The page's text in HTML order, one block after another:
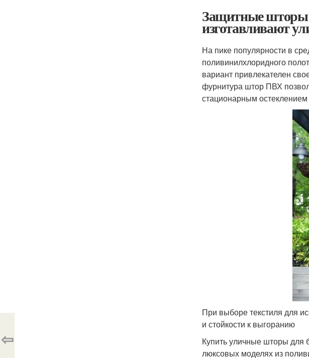
Защитные шторы
изготавливают
На пике популярности в
поливинилхлоридного
вариант привлекателен
фурнитура штор ПВХ
стационарным
При выборе текстиля для
и стойкости к выгоранию
Купить уличные шторы для
люксовых моделях из
⇦